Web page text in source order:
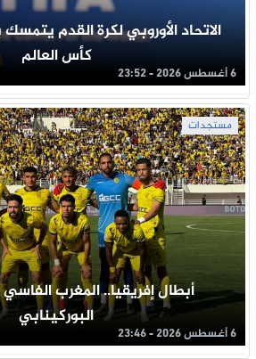
الاتحاد الأوروبي لكرة القدم
كأس العالم
6 أغسطس 2026 - 23:52
مستجدات
أبطال إفريقيا.. المغرب
البوركينابي
6 أغسطس 2026 - 23:46